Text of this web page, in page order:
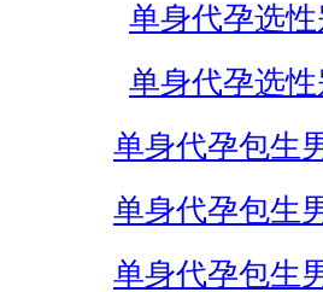
单身代孕选
单身代孕选性
单身代孕包生
单身代孕包生
单身代孕包生